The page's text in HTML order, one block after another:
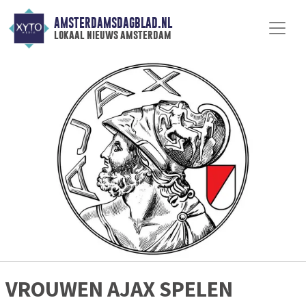
AMSTERDAMSDAGBLAD.NL
lokaal nieuws amsterdam
VROUWEN AJAX SPELEN